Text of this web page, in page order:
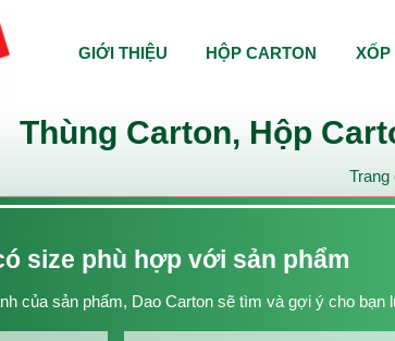
Thùng Carton, Hộp
Trang
size phù hợp với sản phẩm
của sản phẩm, Dao Carton sẽ tìm và gợi ý cho bạn
GIỚI THIỆU HỘP CARTON XỐP